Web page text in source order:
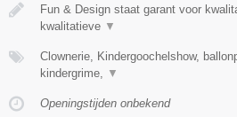
Fun & Design staat garant voor
kwalitatieve ▼
Clownerie, Kindergoochelshow,
kindergrime, ▼
Openingstijden onbekend